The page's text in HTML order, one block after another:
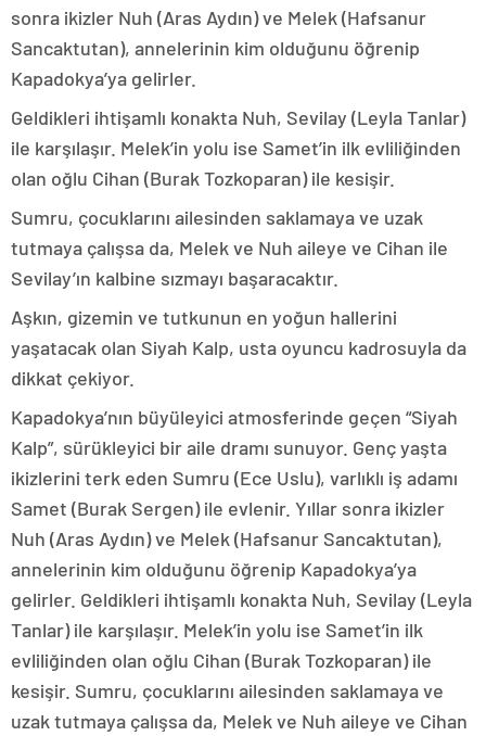
sonra ikizler Nuh (Aras Aydın) ve Melek (Hafsanur
Sancaktutan), annelerinin kim olduğunu öğrenip
Kapadokya’ya gelirler.
Geldikleri ihtişamlı konakta Nuh, Sevilay (Leyla Tanlar)
ile karşılaşır. Melek’in yolu ise Samet’in ilk evliliğinden
olan oğlu Cihan (Burak Tozkoparan) ile kesişir.
Sumru, çocuklarını ailesinden saklamaya ve uzak
tutmaya çalışsa da, Melek ve Nuh aileye ve Cihan ile
Sevilay’ın kalbine sızmayı başaracaktır.
Aşkın, gizemin ve tutkunun en yoğun hallerini
yaşatacak olan Siyah Kalp, usta oyuncu kadrosuyla da
dikkat çekiyor.
Kapadokya’nın büyüleyici atmosferinde geçen “Siyah
Kalp”, sürükleyici bir aile dramı sunuyor. Genç yaşta
ikizlerini terk eden Sumru (Ece Uslu), varlıklı iş adamı
Samet (Burak Sergen) ile evlenir. Yıllar sonra ikizler
Nuh (Aras Aydın) ve Melek (Hafsanur Sancaktutan),
annelerinin kim olduğunu öğrenip Kapadokya’ya
gelirler. Geldikleri ihtişamlı konakta Nuh, Sevilay (Leyla
Tanlar) ile karşılaşır. Melek’in yolu ise Samet’in ilk
evliliğinden olan oğlu Cihan (Burak Tozkoparan) ile
kesişir. Sumru, çocuklarını ailesinden saklamaya ve
uzak tutmaya çalışsa da, Melek ve Nuh aileye ve Cihan